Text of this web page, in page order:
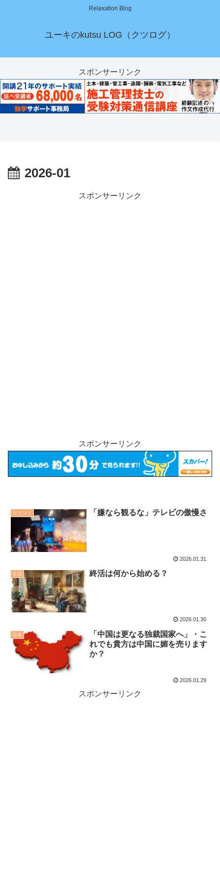
Relaxation Blog
ユーキのkutsu LOG（クツログ）
スポンサーリンク
2026-01
スポンサーリンク
スポンサーリンク
マスコミ 「嫌なら観るな」テレビの傲慢さ
2026.01.31
生活 終活は何から始める？
2026.01.30
日本
「中国は更なる独裁国家へ」・こ
れでも貴方は中国に媚を売ります
か？
2026.01.29
スポンサーリンク